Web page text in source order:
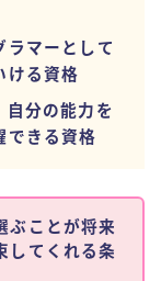
ラマーとして
ける資格
自分の能力を
できる資格
ぶことが将来
してくれる条